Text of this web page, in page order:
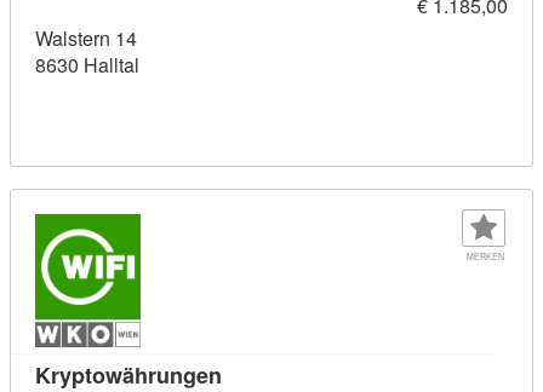
€ 1.185,00
Walstern 14
8630 Halltal
MERKEN
Kryptowährungen